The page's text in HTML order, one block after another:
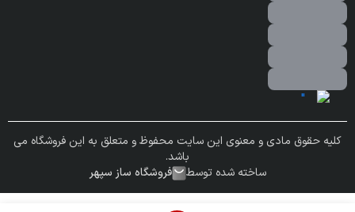
کلیه حقوق مادی و معنوی این سایت محفوظ و متعلق به این فروشگاه می
باشد.
ساخته شده توسط
فروشگاه ساز سپهر